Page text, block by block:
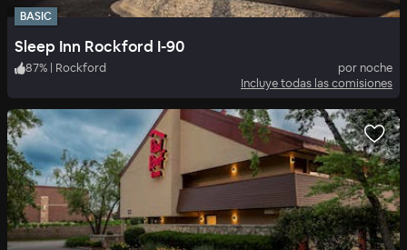
BASIC
Sleep Inn Rockford I-90
87% | Rockford
por noche
Incluye todas las comisiones